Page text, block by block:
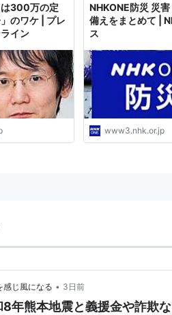
は300万の定
のワケ | プレ
イン
NHKONE防災 災害
備えをまとめて |
ス
www3.nhk.or.jp
感じ風になる • 3日前
8年熊本地震と義援金や詐欺